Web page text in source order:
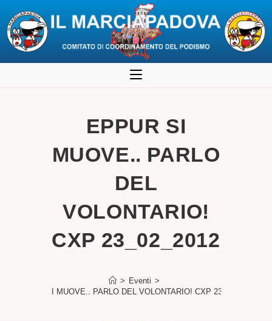
al
EPPUR SI
MUOVE.. PARLO
DEL
VOLONTARIO!
CXP 23_02_2012
> Eventi >
EPPUR SI MUOVE.. PARLO DEL VOLONTARIO! CXP 23_02_2012